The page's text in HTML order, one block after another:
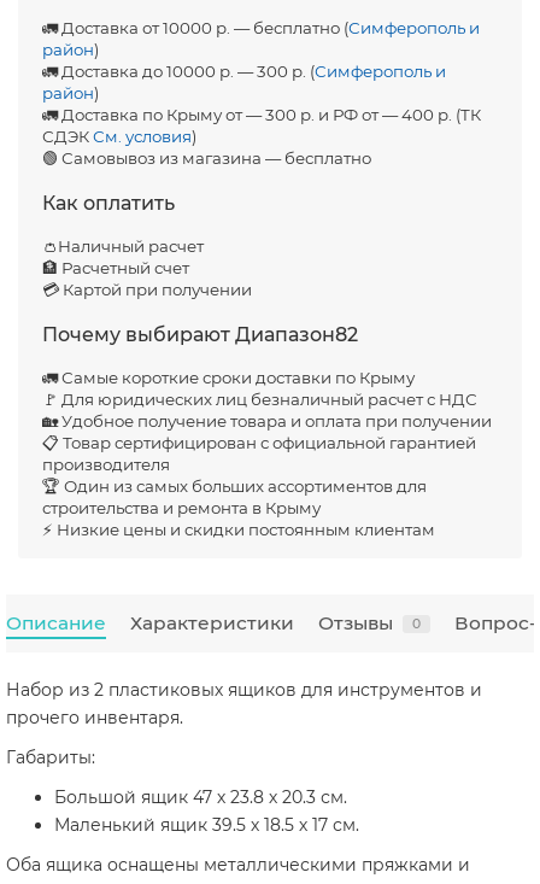
🚛 Доставка от 10000 р. — бесплатно (Симферополь и
район)
🚛 Доставка до 10000 р. — 300 р. (Симферополь и
район)
🚛 Доставка по Крыму от — 300 р. и РФ от — 400 р. (ТК
СДЭКСм. условия)
🟢 Самовывоз из магазина — бесплатно
Как оплатить
👛Наличный расчет
🏦 Расчетный счет
💳 Картой при получении
Почему выбирают Диапазон82
🚛 Самые короткие сроки доставки по Крыму
🚩 Для юридических лиц безналичный расчет с НДС
🏡 Удобное получение товара и оплата при получении
📋 Товар сертифицирован с официальной гарантией
производителя
🏆 Один из самых больших ассортиментов для
строительства и ремонта в Крыму
⚡ Низкие цены и скидки постоянным клиентам
Описание Характеристики Отзывы 0 Вопрос-
Набор из 2 пластиковых ящиков для инструментов и
прочего инвентаря.
Габариты:
Большой ящик 47 х 23.8 х 20.3 см.
Маленький ящик 39.5 х 18.5 х 17 см.
Оба ящика оснащены металлическими пряжками и